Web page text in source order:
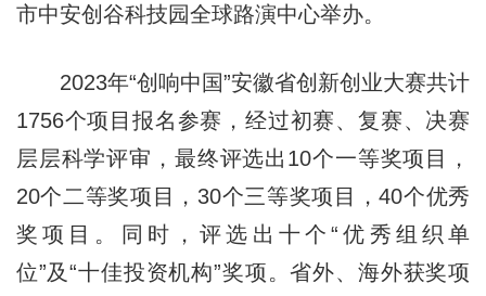
市中安创谷科技园全球路演中心举办。
2023年“创响中国”安徽省创新创业大赛共计
1756个项目报名参赛，经过初赛、复赛、决赛
层层科学评审，最终评选出10个一等奖项目，
20个二等奖项目，30个三等奖项目，40个优秀
奖项目。同时，评选出十个“优秀组织单
位”及“十佳投资机构”奖项。省外、海外获奖项